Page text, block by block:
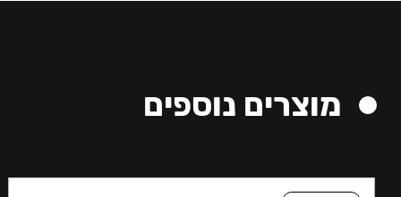
מוצרים נוספים